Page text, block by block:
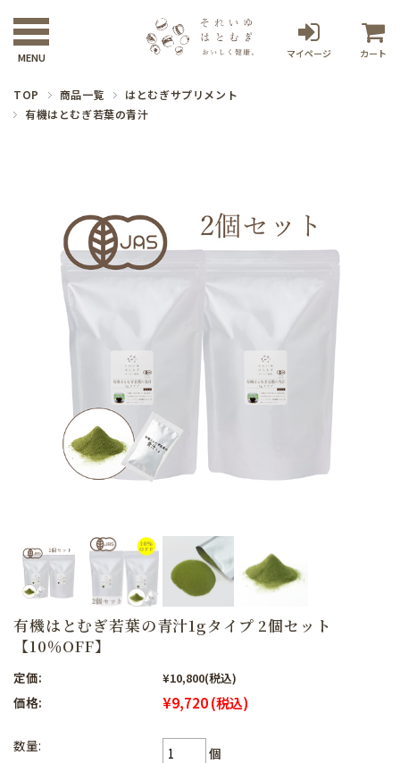
マイページ カート
TOP 商品一覧
はとむぎサプリメント
有機はとむぎ若葉の青汁
有機はとむぎ若葉の青汁1gタイプ 2個セット
【10％OFF】
定価: ¥10,800(税込)
価格: ¥9,720(税込)
数量:
個